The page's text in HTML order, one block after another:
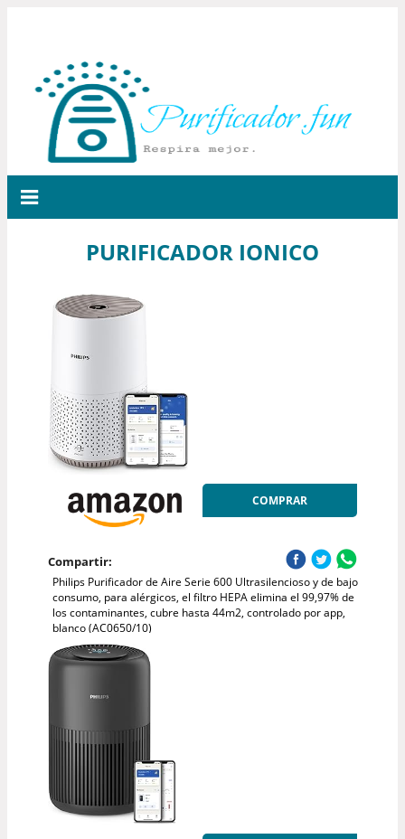
PURIFICADOR IONICO
COMPRAR
Compartir:
Philips Purificador de Aire Serie 600 Ultrasilencioso y de bajo
consumo, para alérgicos, el filtro HEPA elimina el 99,97% de
los contaminantes, cubre hasta 44m2, controlado por app,
blanco (AC0650/10)